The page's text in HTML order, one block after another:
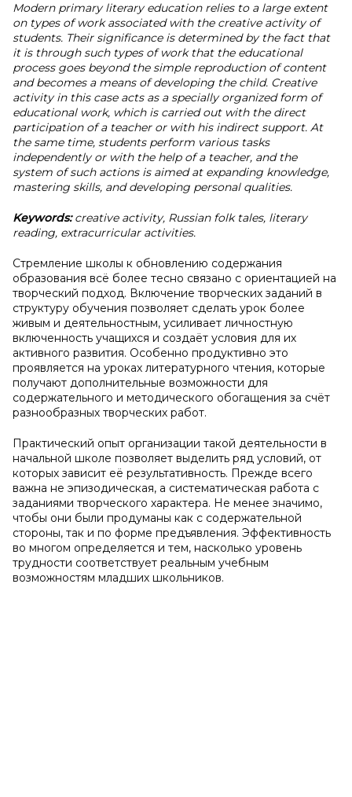
Modern primary literary education relies to a large extent
on types of work associated with the creative activity of
students. Their significance is determined by the fact that
it is through such types of work that the educational
process goes beyond the simple reproduction of content
and becomes a means of developing the child. Creative
activity in this case acts as a specially organized form of
educational work, which is carried out with the direct
participation of a teacher or with his indirect support. At
the same time, students perform various tasks
independently or with the help of a teacher, and the
system of such actions is aimed at expanding knowledge,
mastering skills, and developing personal qualities.
Keywords:creative activity, Russian folk tales, literary
reading, extracurricular activities.
Стремление школы к обновлению содержания
образования всё более тесно связано с ориентацией на
творческий подход. Включение творческих заданий в
структуру обучения позволяет сделать урок более
живым и деятельностным, усиливает личностную
включенность учащихся и создаёт условия для их
активного развития. Особенно продуктивно это
проявляется на уроках литературного чтения, которые
получают дополнительные возможности для
содержательного и методического обогащения за счёт
разнообразных творческих работ.
Практический опыт организации такой деятельности в
начальной школе позволяет выделить ряд условий, от
которых зависит её результативность. Прежде всего
важна не эпизодическая, а систематическая работа с
заданиями творческого характера. Не менее значимо,
чтобы они были продуманы как с содержательной
стороны, так и по форме предъявления. Эффективность
во многом определяется и тем, насколько уровень
трудности соответствует реальным учебным
возможностям младших школьников.